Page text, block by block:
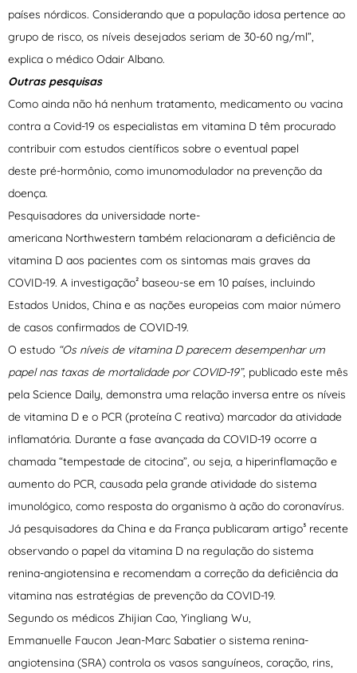
países nórdicos. Considerando que a população idosa pertence ao
grupo de risco, os níveis desejados seriam de 30-60 ng/ml”,
explica o médico Odair Albano.
Outras pesquisas
Como ainda não há nenhum tratamento, medicamento ou vacina
contra a Covid-19 os especialistas em vitamina D têm procurado
contribuir com estudos científicos sobre o eventual papel
deste pré-hormônio, como imunomodulador na prevenção da
doença.
Pesquisadores da universidade norte-
americana Northwestern também relacionaram a deficiência de
vitamina D aos pacientes com os sintomas mais graves da
COVID-19. A investigação² baseou-se em 10 países, incluindo
Estados Unidos, China e as nações europeias com maior número
de casos confirmados de COVID-19.
O estudo “Os níveis de vitamina D parecem desempenhar um
papel nas taxas de mortalidade por COVID-19”, publicado este mês
pela Science Daily, demonstra uma relação inversa entre os níveis
de vitamina D e o PCR (proteína C reativa) marcador da atividade
inflamatória. Durante a fase avançada da COVID-19 ocorre a
chamada “tempestade de citocina”, ou seja, a hiperinflamação e
aumento do PCR, causada pela grande atividade do sistema
imunológico, como resposta do organismo à ação do coronavírus.
Já pesquisadores da China e da França publicaram artigo³ recente
observando o papel da vitamina D na regulação do sistema
renina-angiotensina e recomendam a correção da deficiência da
vitamina nas estratégias de prevenção da COVID-19.
Segundo os médicos Zhijian Cao, Yingliang Wu,
Emmanuelle Faucon Jean-Marc Sabatier o sistema renina-
angiotensina (SRA) controla os vasos sanguíneos, coração, rins,